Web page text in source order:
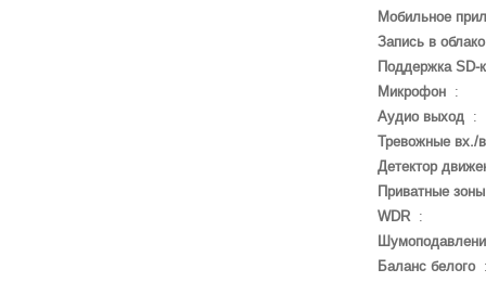
Мобильное
Запись в облако
Поддержка SD-
Микрофон :
Аудио выход :
Тревожные вх./
Детектор
Приватные зоны
WDR:
Баланс белого